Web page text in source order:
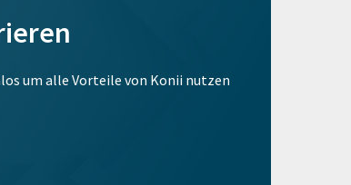
um alle Vorteile von Konii nutzen